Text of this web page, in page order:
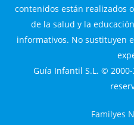
contenidos están realizados
de la salud y la
informativos. No sustituyen
Guía Infantil S.L. ©
Familyes